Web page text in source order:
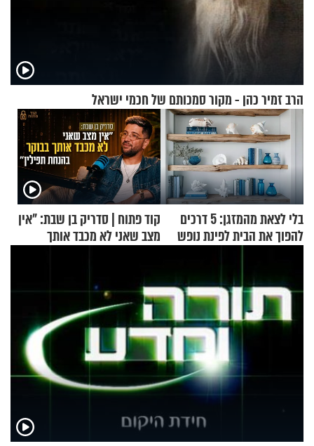
הרב זמיר כהן - מקור סמכותם של חכמי ישראל
בלי לצאת מהמזגן: 5 דרכים
להפוך את הבית לפינת נופש
קוד פתוח | סדריק בן שבת: "אין
מצב שאני לא מכבד אותך